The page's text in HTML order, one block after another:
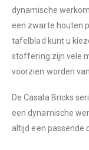
dynamische
een zwarte houten
tafelblad kunt u
stoffering zijn vele
voorzien worden
De Casala Bricks
een dynamische
altijd een passende